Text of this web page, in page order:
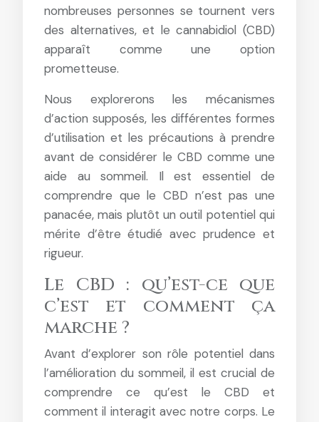
nombreuses personnes se tournent vers
des alternatives, et le cannabidiol (CBD)
apparaît comme une option
prometteuse.
Nous explorerons les mécanismes
d’action supposés, les différentes formes
d’utilisation et les précautions à prendre
avant de considérer le CBD comme une
aide au sommeil. Il est essentiel de
comprendre que le CBD n’est pas une
panacée, mais plutôt un outil potentiel qui
mérite d’être étudié avec prudence et
rigueur.
Le CBD : qu’est-ce que
c’est et comment ça
marche ?
Avant d’explorer son rôle potentiel dans
l’amélioration du sommeil, il est crucial de
comprendre ce qu’est le CBD et
comment il interagit avec notre corps. Le